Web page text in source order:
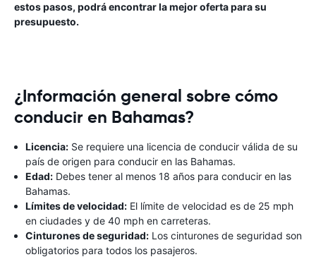
estos pasos, podrá encontrar la mejor oferta para su
presupuesto.
¿Información general sobre cómo
conducir en Bahamas?
Licencia: Se requiere una licencia de conducir válida de su
país de origen para conducir en las Bahamas.
Edad: Debes tener al menos 18 años para conducir en las
Bahamas.
Límites de velocidad: El límite de velocidad es de 25 mph
en ciudades y de 40 mph en carreteras.
Cinturones de seguridad: Los cinturones de seguridad son
obligatorios para todos los pasajeros.